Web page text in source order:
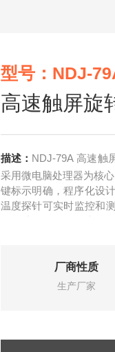
型号：NDJ-
高速触屏旋
描述： NDJ-79A 高速触
采用微电脑处理器为核
键标示明确，程序化设
温度探针可实时监控和
厂商性质
生产厂家